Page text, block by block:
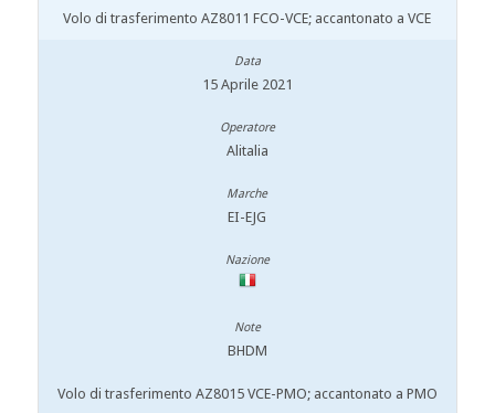
Volo di trasferimento AZ8011 FCO-VCE; accantonato a VCE
15 Aprile 2021
Alitalia
EI-EJG
BHDM
Volo di trasferimento AZ8015 VCE-PMO; accantonato a PMO